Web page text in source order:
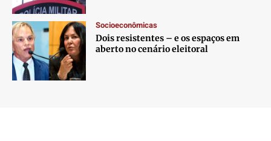
Socioeconômicas
Dois resistentes – e os espaços em
aberto no cenário eleitoral